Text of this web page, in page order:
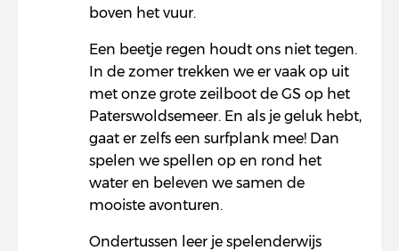
boven het vuur.
Een beetje regen houdt ons niet tegen.
In de zomer trekken we er vaak op uit
met onze grote zeilboot de GS op het
Paterswoldsemeer. En als je geluk hebt,
gaat er zelfs een surfplank mee! Dan
spelen we spellen op en rond het
water en beleven we samen de
mooiste avonturen.
Ondertussen leer je spelenderwijs